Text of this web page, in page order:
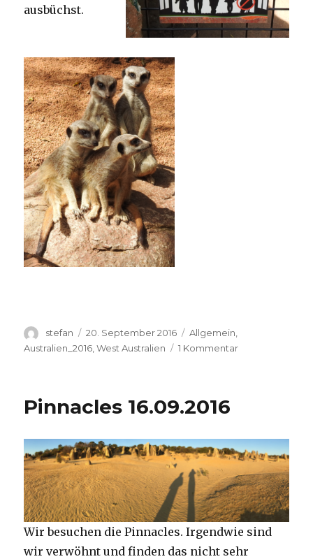
ausbüchst.
Autor
stefan
Veröffentlicht
am
20. September 2016 Kategorien
Allgemein,
Australien_2016 ,West Australien 1 Kommentarzu
Pinnacles 16.09.2016
Wir besuchen die Pinnacles. Irgendwie sind
wir verwöhnt und finden das nicht sehr